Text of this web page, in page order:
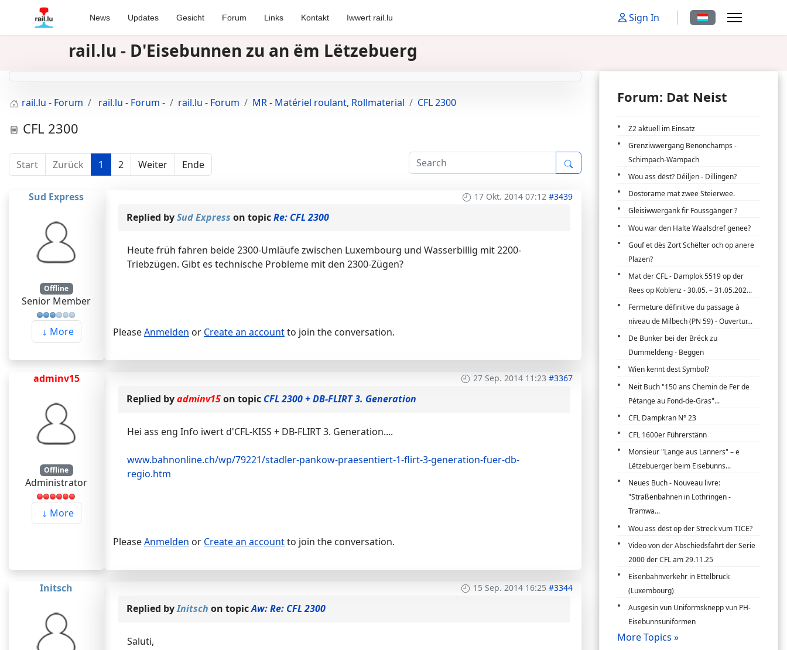
News Updates Gesicht Forum Links Kontakt Iwwert rail.lu Sign In Sprache auswählen
rail.lu - D'Eisebunnen zu an ëm Lëtzebuerg
rail.lu - Forum rail.lu - Forum - rail.lu - Forum MR - Matériel roulant, Rollmaterial CFL 2300
CFL 2300
Start Zurück 1 2 Weiter Ende
Sud Express
Offline
Senior Member
More
17 Okt. 2014 07:12 #3439
Replied bySud Express on topicRe: CFL 2300
Heute früh fahren beide 2300-Umläufe zwischen Luxembourg und Wasserbillig mit 2200-
Triebzügen. Gibt es technische Probleme mit den 2300-Zügen?
PleaseAnmelden or Create an accountto join the conversation.
adminv15
Offline
Administrator
More
27 Sep. 2014 11:23 #3367
Replied byadminv15on topic CFL 2300 + DB-FLIRT 3. Generation
Hei ass eng Info iwert d'CFL-KISS + DB-FLIRT 3. Generation....
www.bahnonline.ch/wp/79221/stadler-pankow-praesentiert-1-flirt-3-generation-fuer-db-
regio.htm
PleaseAnmelden or Create an accountto join the conversation.
Initsch 15 Sep. 2014 16:25 #3344
Replied byInitsch on topicAw: Re: CFL 2300
Saluti,
Forum: Dat Neist
Z2 aktuell im Einsatz
Grenziwwergang Benonchamps -
Schimpach-Wampach
Wou ass dëst? Déiljen - Dillingen?
Dostorame mat zwee Steierwee.
Gleisiwwergank fir Foussgänger ?
Wou war den Halte Waalsdref genee?
Gouf et dës Zort Schëlter och op anere
Plazen?
Mat der CFL - Damplok 5519 op der
Rees op Koblenz - 30.05. – 31.05.202...
Fermeture définitive du passage à
niveau de Milbech (PN 59) - Ouvertur...
De Bunker bei der Bréck zu
Dummeldeng - Beggen
Wien kennt dest Symbol?
Neit Buch "150 ans Chemin de Fer de
Pétange au Fond-de-Gras"...
CFL Dampkran N° 23
CFL 1600er Führerstänn
Monsieur "Lange aus Lanners" – e
Lëtzebuerger beim Eisebunns...
Neues Buch - Nouveau livre:
"Straßenbahnen in Lothringen -
Tramwa...
Wou ass dëst op der Streck vum TICE?
Video von der Abschiedsfahrt der Serie
2000 der CFL am 29.11.25
Eisenbahnverkehr in Ettelbruck
(Luxembourg)
Ausgesin vun Uniformsknepp vun PH-
Eisebunnsuniformen
More Topics »